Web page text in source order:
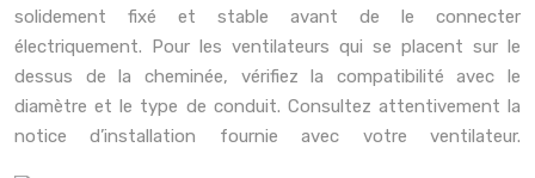
solidement fixé et stable avant de le connecter
électriquement. Pour les ventilateurs qui se placent sur le
dessus de la cheminée, vérifiez la compatibilité avec le
diamètre et le type de conduit. Consultez attentivement la
notice d’installation fournie avec votre ventilateur.